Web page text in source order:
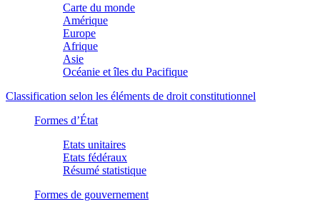
Carte du monde
Amérique
Europe
Afrique
Asie
Océanie et îles du Pacifique
Classification selon les éléments de droit constitutionnel
Formes d’État
Etats unitaires
Etats fédéraux
Résumé statistique
Formes de gouvernement